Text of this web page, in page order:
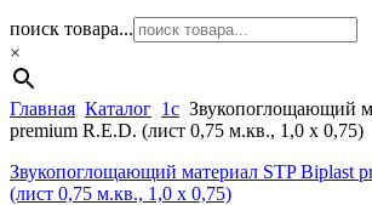
поиск товара...
×
Главная Каталог 1c Звукопоглощающий
premium R.E.D. (лист 0,75 м.кв., 1,0 х 0,75)
Звукопоглощающий материал STP Biplast
(лист 0,75 м.кв., 1,0 х 0,75)